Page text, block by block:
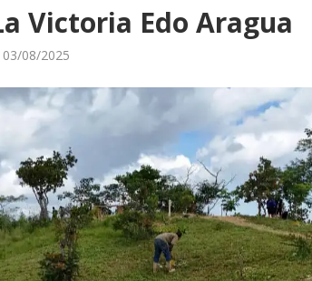
Victoria Edo Aragua
03/08/2025